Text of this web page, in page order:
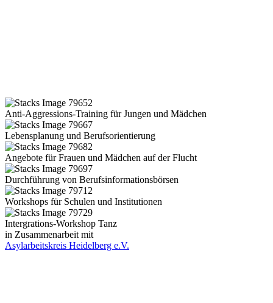
Anti-Aggressions-Training für Jungen und Mädchen
Lebensplanung und Berufsorientierung
Angebote für Frauen und Mädchen auf der Flucht
Durchführung von Berufsinformationsbörsen
Workshops für Schulen und Institutionen
Intergrations-Workshop Tanz
in Zusammenarbeit mit
Asylarbeitskreis Heidelberg e.V.